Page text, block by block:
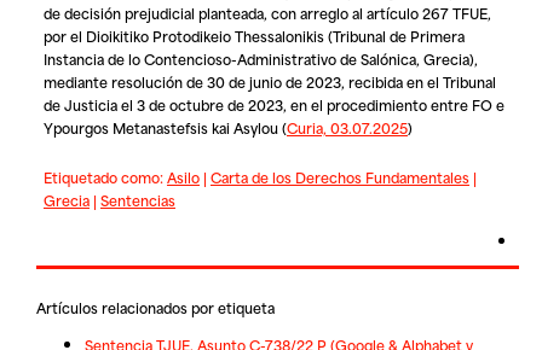
de decisión prejudicial planteada, con arreglo al artículo 267 TFUE,
por el Dioikitiko Protodikeio Thessalonikis (Tribunal de Primera
Instancia de lo Contencioso-Administrativo de Salónica, Grecia),
mediante resolución de 30 de junio de 2023, recibida en el Tribunal
de Justicia el 3 de octubre de 2023, en el procedimiento entre FOe
Ypourgos Metanastefsis kai Asylou (Curia, 03.07.2025)
Etiquetado como:Asilo| Carta de los Derechos Fundamentales|
Grecia| Sentencias
Artículos relacionados por etiqueta
Sentencia TJUE. Asunto C-738/22 P (Google & Alphabet v